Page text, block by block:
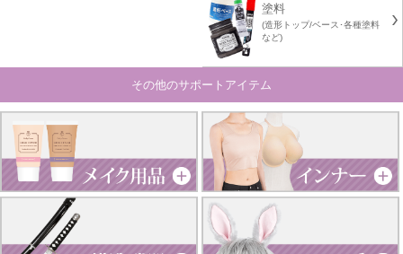
塗料
(造形トップ/ベース･各種塗料
など)
その他のサポートアイテム